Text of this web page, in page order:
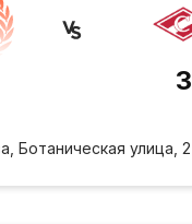
3
Ботаническая улица, 2